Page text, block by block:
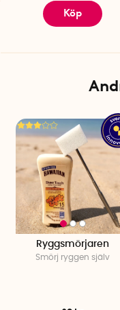
Instruktionsmanual PDF
Köp
Ryggsmörjaren
Smörj ryggen själv